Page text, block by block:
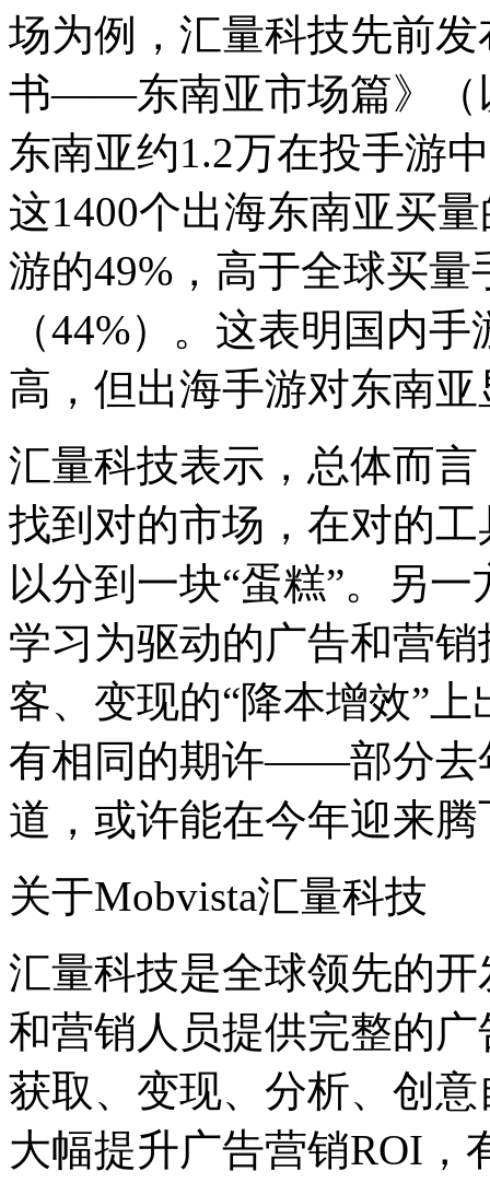
场为例，汇量科技先前
书——东南亚市场篇》（
东南亚约1.2万在投手游
这1400个出海东南亚买
游的49%，高于全球买
（44%）。这表明国内
高，但出海手游对东南
汇量科技表示，总体而
找到对的市场，在对的
以分到一块“蛋糕”。另
学习为驱动的广告和营
客、变现的“降本增效”
有相同的期许——部分去
道，或许能在今年迎来
关于Mobvista汇量科技
汇量科技是全球领先的
和营销人员提供完整的
获取、变现、分析、创
大幅提升广告营销ROI，